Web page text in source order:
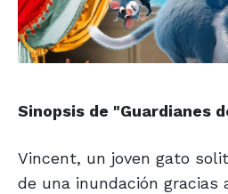
Sinopsis de "Guardianes
Vincent, un joven gato
de una inundación gracias